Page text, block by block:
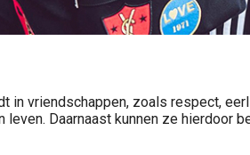
in vriendschappen, zoals respect,
leven. Daarnaast kunnen ze